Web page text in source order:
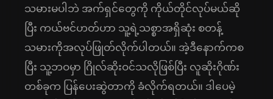
သမားမပါဘဲ အက်ရှင်တွေကို ကိုယ်တိုင်လုပ်မယ်ဆို
ပြီး ကယ်ဗင်ဟတ်ဟာ သူ့ရဲ့သစ္စာအရှိဆုံး စတန့်
သမားကိုအလုပ်ဖြုတ်လိုက်ပါတယ်။ အဲ့ဒီနောက်ကစ
ပြီး သူ့ဘဝမှာ ဂြိုလ်ဆိုးဝင်သလိုဖြစ်ပြီး လူဆိုးဂိုဏ်း
တစ်ခုက ပြန်ပေးဆွဲတာကို ခံလိုက်ရတယ်။ ဒါပေမဲ့